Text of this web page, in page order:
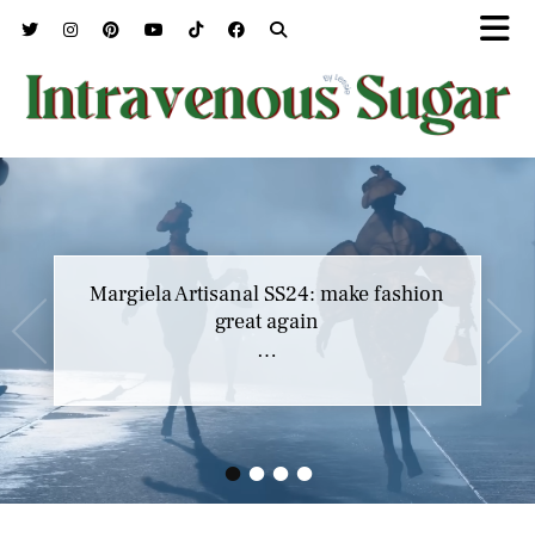
••••
Margiela Artisanal SS24: make fashion
great again
…